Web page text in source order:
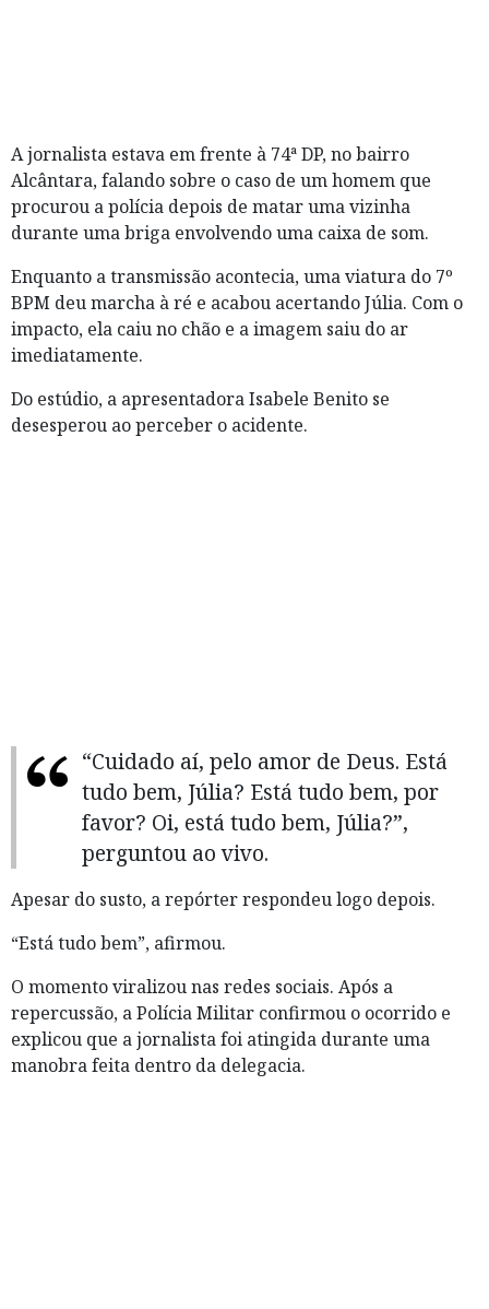
A jornalista estava em frente à 74ª DP, no bairro
Alcântara, falando sobre o caso de um homem que
procurou a polícia depois de matar uma vizinha
durante uma briga envolvendo uma caixa de som.
Enquanto a transmissão acontecia, uma viatura do 7º
BPM deu marcha à ré e acabou acertando Júlia. Com o
impacto, ela caiu no chão e a imagem saiu do ar
imediatamente.
Do estúdio, a apresentadora Isabele Benito se
desesperou ao perceber o acidente.
“Cuidado aí, pelo amor de Deus. Está
tudo bem, Júlia? Está tudo bem, por
favor? Oi, está tudo bem, Júlia?”,
perguntou ao vivo.
Apesar do susto, a repórter respondeu logo depois.
“Está tudo bem”, afirmou.
O momento viralizou nas redes sociais. Após a
repercussão, a Polícia Militar confirmou o ocorrido e
explicou que a jornalista foi atingida durante uma
manobra feita dentro da delegacia.